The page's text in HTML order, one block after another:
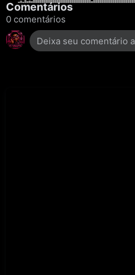
Comentários
0 comentários